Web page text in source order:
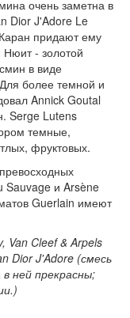
очень заметна в
Dior J'Adore Le
придают ему
- золотой
в виде
более темной и
Annick Goutal
Serge Lutens
темные,
фруктовых.
Sauvage и Arsène
Guerlain имеют
Van Cleef & Arpels
Dior J'Adore (смесь
ней прекрасны;